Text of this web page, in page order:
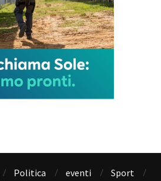
Politica eventi
Sport